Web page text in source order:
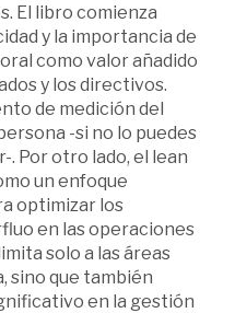
El libro comienza
y la importancia de
como valor añadido
y los directivos.
de medición del
-si no lo puedes
. Por otro lado, el lean
un enfoque
optimizar los
en las operaciones
solo a las áreas
sino que también
en la gestión